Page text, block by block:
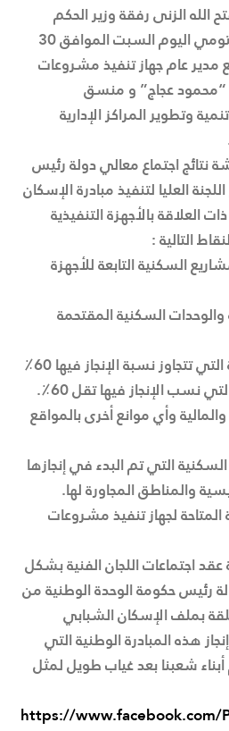
الله الزنى رفقة وزير الحكم
المحلي السيد بدرالدين التومي اليوم السبت الموافق 30
مع مدير عام جهاز تنفيذ مشروعات
“محمود عجاج” و منسق
وتطوير المراكز الإدارية
نتائج اجتماع معالي دولة رئيس
العليا لتنفيذ مبادرة الإسكان
العلاقة بالأجهزة التنفيذية
التالية :
السكنية التابعة للأجهزة
والوحدات السكنية المقتحمة
3- تحديد الوحدات السكنية التي تتجاوز نسبة الإنجاز فيها 60٪
نسب الإنجاز فيها تقل 60٪.
والمالية وأي موانع أخرى بالمواقع
التي تم البدء في إنجازها
والمناطق المجاورة لها.
المتاحة لجهاز تنفيذ مشروعات
اجتماعات اللجان الفنية بشكل
رئيس حكومة الوحدة الوطنية من
بملف الإسكان الشبابي
هذه المبادرة الوطنية التي
شعبنا بعد غياب طويل لمثل
https://www.facebook.com/